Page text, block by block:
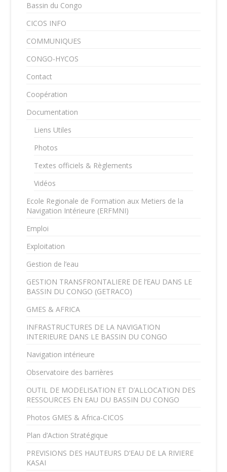
Bassin du Congo
CICOS INFO
COMMUNIQUES
CONGO-HYCOS
Contact
Coopération
Documentation
Liens Utiles
Photos
Textes officiels & Règlements
Vidéos
Ecole Regionale de Formation aux Metiers de la
Navigation Intérieure (ERFMNI)
Emploi
Exploitation
Gestion de l’eau
GESTION TRANSFRONTALIERE DE l’EAU DANS LE
BASSIN DU CONGO (GETRACO)
GMES & AFRICA
INFRASTRUCTURES DE LA NAVIGATION
INTERIEURE DANS LE BASSIN DU CONGO
Navigation intérieure
Observatoire des barrières
OUTIL DE MODELISATION ET D’ALLOCATION DES
RESSOURCES EN EAU DU BASSIN DU CONGO
Photos GMES & Africa-CICOS
Plan d’Action Stratégique
PREVISIONS DES HAUTEURS D’EAU DE LA RIVIERE
KASAI